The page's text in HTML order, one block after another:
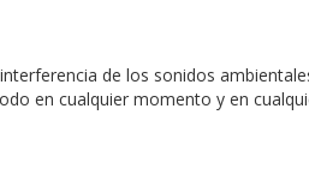
de los sonidos
en cualquier momento y en